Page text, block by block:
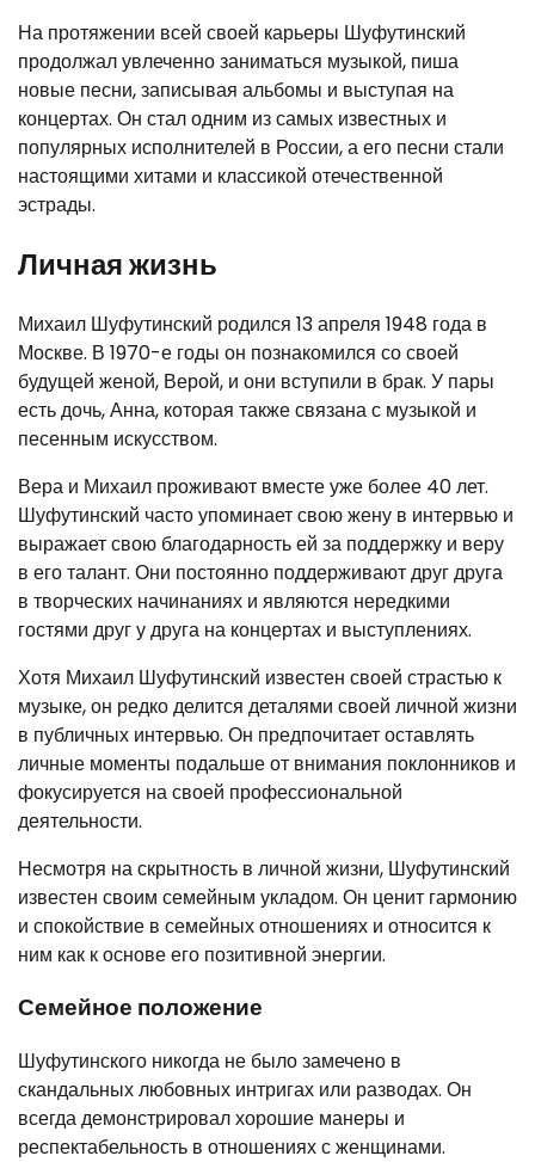
На протяжении всей своей карьеры Шуфутинский
продолжал увлеченно заниматься музыкой, пиша
новые песни, записывая альбомы и выступая на
концертах. Он стал одним из самых известных и
популярных исполнителей в России, а его песни стали
настоящими хитами и классикой отечественной
эстрады.
Личная жизнь
Михаил Шуфутинский родился 13 апреля 1948 года в
Москве. В 1970-е годы он познакомился со своей
будущей женой, Верой, и они вступили в брак. У пары
есть дочь, Анна, которая также связана с музыкой и
песенным искусством.
Вера и Михаил проживают вместе уже более 40 лет.
Шуфутинский часто упоминает свою жену в интервью и
выражает свою благодарность ей за поддержку и веру
в его талант. Они постоянно поддерживают друг друга
в творческих начинаниях и являются нередкими
гостями друг у друга на концертах и выступлениях.
Хотя Михаил Шуфутинский известен своей страстью к
музыке, он редко делится деталями своей личной жизни
в публичных интервью. Он предпочитает оставлять
личные моменты подальше от внимания поклонников и
фокусируется на своей профессиональной
деятельности.
Несмотря на скрытность в личной жизни, Шуфутинский
известен своим семейным укладом. Он ценит гармонию
и спокойствие в семейных отношениях и относится к
ним как к основе его позитивной энергии.
Семейное положение
Шуфутинского никогда не было замечено в
скандальных любовных интригах или разводах. Он
всегда демонстрировал хорошие манеры и
респектабельность в отношениях с женщинами.